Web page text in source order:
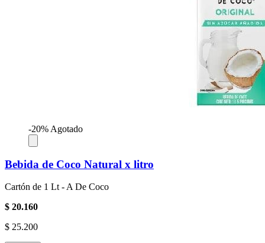
-20% Agotado
Bebida de Coco Natural x litro
Cartón de 1 Lt - A De Coco
$ 20.160
$ 25.200